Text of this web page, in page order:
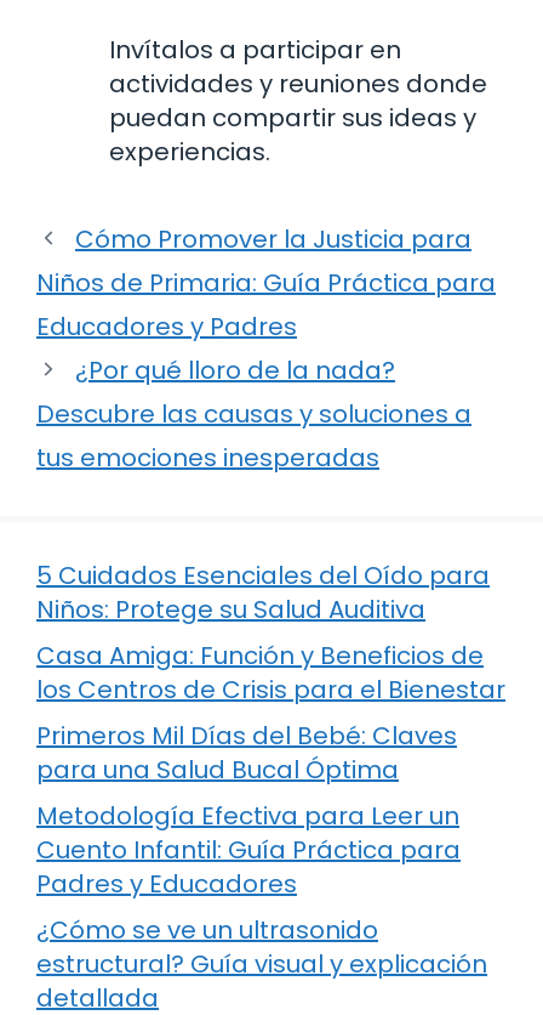
Invítalos a participar en
actividades y reuniones donde
puedan compartir sus ideas y
experiencias.
Cómo Promover la Justicia para
Niños de Primaria: Guía Práctica para
Educadores y Padres
¿Por qué lloro de la nada?
Descubre las causas y soluciones a
tus emociones inesperadas
5 Cuidados Esenciales del Oído para
Niños: Protege su Salud Auditiva
Casa Amiga: Función y Beneficios de
los Centros de Crisis para el Bienestar
Primeros Mil Días del Bebé: Claves
para una Salud Bucal Óptima
Metodología Efectiva para Leer un
Cuento Infantil: Guía Práctica para
Padres y Educadores
¿Cómo se ve un ultrasonido
estructural? Guía visual y explicación
detallada